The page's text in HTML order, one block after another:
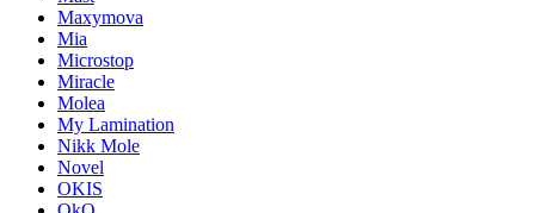
Maxymova
Mia
Microstop
Miracle
Molea
My Lamination
Nikk Mole
Novel
OKIS